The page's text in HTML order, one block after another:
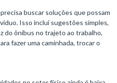
buscar soluções que possam
Isso inclui sugestões simples,
do ônibus no trajeto ao trabalho,
fazer uma caminhada, trocar o